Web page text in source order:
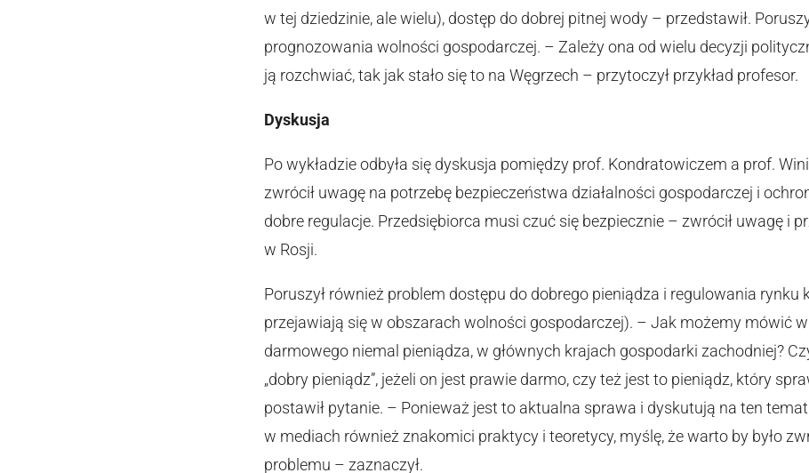
w tej dziedzinie, ale wielu), dostęp do dobrej pitnej wody – przedstawił.
prognozowania wolności gospodarczej. – Zależy ona od wielu decyzji
ją rozchwiać, tak jak stało się to na Węgrzech – przytoczył przykład profesor.
Dyskusja
Po wykładzie odbyła się dyskusja pomiędzy prof. Kondratowiczem a prof.
zwrócił uwagę na potrzebę bezpieczeństwa działalności gospodarczej i
dobre regulacje. Przedsiębiorca musi czuć się bezpiecznie – zwrócił uwagę i
w Rosji.
Poruszył również problem dostępu do dobrego pieniądza i regulowania rynku
przejawiają się w obszarach wolności gospodarczej). – Jak możemy mówić
darmowego niemal pieniądza, w głównych krajach gospodarki zachodniej?
„dobry pieniądz”, jeżeli on jest prawie darmo, czy też jest to pieniądz, który
postawił pytanie. – Ponieważ jest to aktualna sprawa i dyskutują na ten
w mediach również znakomici praktycy i teoretycy, myślę, że warto by było
problemu – zaznaczył.